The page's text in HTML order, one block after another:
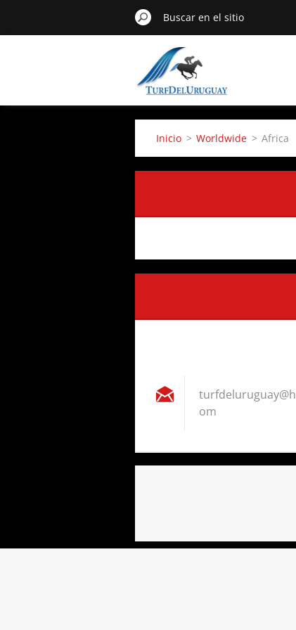
Inicio > Worldwide > Africa
turfdeluruguay@h
om